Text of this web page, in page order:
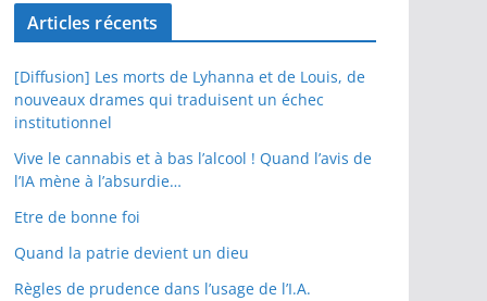
Articles récents
[Diffusion] Les morts de Lyhanna et de Louis, de
nouveaux drames qui traduisent un échec
institutionnel
Vive le cannabis et à bas l’alcool ! Quand l’avis de
l’IA mène à l’absurdie…
Etre de bonne foi
Quand la patrie devient un dieu
Règles de prudence dans l’usage de l’I.A.